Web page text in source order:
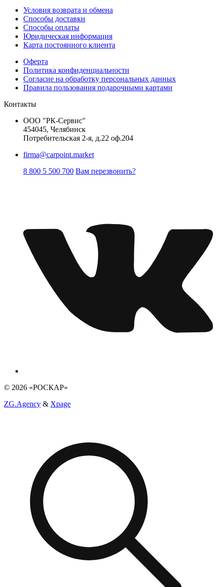
Условия возврата и обмена
Способы доставки
Способы оплаты
Юридическая информация
Карта постоянного клиента
Оферта
Политика конфиденциальности
Согласие на обработку персональных данных
Правила пользования подарочными картами
Контакты
ООО "РК-Сервис"
454045, Челябинск
Потребительская 2-я, д.22 оф.204
firma@carpoint.market
8 800 5 500 700 Вам перезвонить?
© 2026 «РОСКАР»
ZG.Agency & Xpage